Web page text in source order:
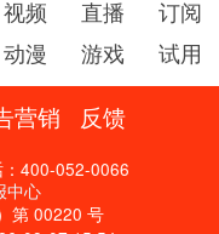
视频 直播
订阅
动漫 游戏 试用
营销 反馈
400-052-0066
中心
第 00220 号